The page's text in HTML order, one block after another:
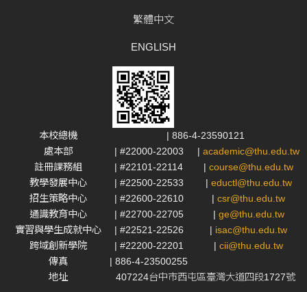
繁體中文
ENGLISH
本校總機
| 886-4-23590121
處本部
| #22000-22003 | academic@thu.edu.tw
註冊課務組
| #22101-22114 | course@thu.edu.tw
教學發展中心
| #22500-22533 | eductl@thu.edu.tw
招生策略中心
| #22600-22610 | csr@thu.edu.tw
通識教育中心
| #22700-22705 | ge@thu.edu.tw
實習與學生成就中心
| #22521-22526 | isac@thu.edu.tw
跨域創新學院
| #22200-22201 | cii@thu.edu.tw
傳真
| 886-4-23500255
地址
407224台中市西屯區臺灣大道四段1727號